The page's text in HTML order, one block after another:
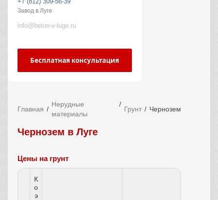
Завод в Луге
info@beton-v-luge.ru
Бесплатная консультация
Главная
Нерудные
материалы
Грунт Чернозем
Чернозем в Луге
Цены на грунт
К
о
э